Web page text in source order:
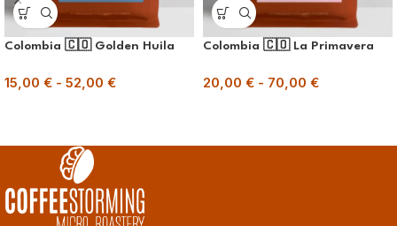
Colombia 🇨🇴 Golden Huila
15,00 € - 52,00 €
Colombia 🇨🇴 La Primavera
20,00 € - 70,00 €